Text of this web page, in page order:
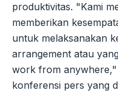
produktivitas. "Kami
memberikan
untuk melaksanakan
arrangement atau
work from anywhere,"
konferensi pers yang